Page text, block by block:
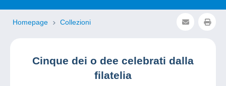
Homepage Collezioni
Cinque dei o dee celebrati dalla
filatelia